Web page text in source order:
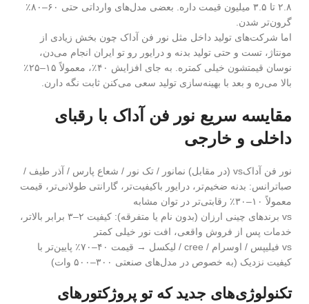
۲.۸ تا ۳.۵ میلیون قیمت داره. بعضی مدل‌های وارداتی حتی ۶۰–۸۰٪
گرون‌تر شدن.
اما شرکت‌های تولید داخل مثل نور فن آداک چون بخش زیادی از
مونتاژ، تست و حتی تولید بدنه و درایور رو تو ایران انجام می‌دن،
نوسان قیمتشون خیلی کمتره. به جای افزایش ۴۰٪، معمولاً ۱۵–۲۵٪
بالا می‌ره و بعد با بهینه‌سازی تولید سعی می‌کنن ثابت نگه دارن.
مقایسه سریع نور فن آداک با رقبای
داخلی و خارجی
نور فن آداکvs (در مقابل) نمانور / تک نور / شعاع پارس / آذر طیف /
صباترانس: بدنه ضخیم‌تر، درایور باکیفیت‌تر، گارانتی طولانی‌تر، قیمت
معمولاً ۱۰–۳۰٪ رقابتی‌تر در توان مشابه
vs برندهای چینی ارزان (بدون نام یا متفرقه): کیفیت ۲–۳ برابر بالاتر،
خدمات پس از فروش واقعی، افت نور خیلی کمتر
vs فیلیپس / اوسرام / cree / لیکسل → قیمت ۴۰–۷۰٪ پایین‌تر با
کیفیت نزدیک (به خصوص در مدل‌های صنعتی ۳۰۰–۵۰۰ وات)
تکنولوژی‌های جدید که تو پروژکتورهای